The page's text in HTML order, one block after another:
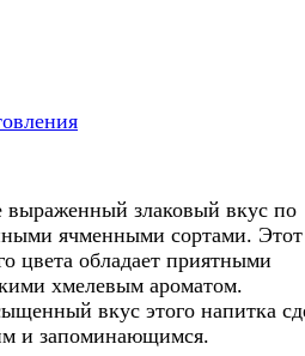
выраженный злаковый вкус по
ячменными сортами. Этот
цвета обладает приятными
хмелевым ароматом.
вкус этого напитка
и запоминающимся.